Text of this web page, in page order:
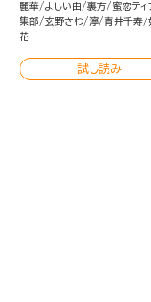
麗華
よしい由 裏方
蜜恋ティ
集部
玄野さわ 濘 青井千寿
花
試し読み